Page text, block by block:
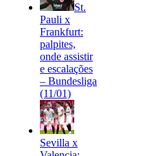
St.
Pauli x
Frankfurt:
palpites,
onde assistir
e escalações
– Bundesliga
(11/01)
Sevilla x